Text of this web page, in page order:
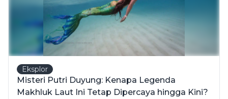
Eksplor
Misteri Putri Duyung: Kenapa Legenda
Makhluk Laut Ini Tetap Dipercaya hingga Kini?